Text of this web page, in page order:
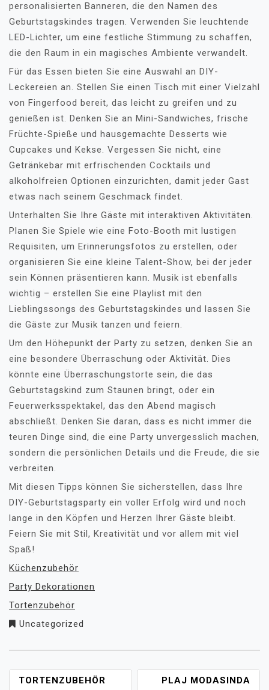
personalisierten Banneren, die den Namen des
Geburtstagskindes tragen. Verwenden Sie leuchtende
LED-Lichter, um eine festliche Stimmung zu schaffen,
die den Raum in ein magisches Ambiente verwandelt.
Für das Essen bieten Sie eine Auswahl an DIY-
Leckereien an. Stellen Sie einen Tisch mit einer Vielzahl
von Fingerfood bereit, das leicht zu greifen und zu
genießen ist. Denken Sie an Mini-Sandwiches, frische
Früchte-Spieße und hausgemachte Desserts wie
Cupcakes und Kekse. Vergessen Sie nicht, eine
Getränkebar mit erfrischenden Cocktails und
alkoholfreien Optionen einzurichten, damit jeder Gast
etwas nach seinem Geschmack findet.
Unterhalten Sie Ihre Gäste mit interaktiven Aktivitäten.
Planen Sie Spiele wie eine Foto-Booth mit lustigen
Requisiten, um Erinnerungsfotos zu erstellen, oder
organisieren Sie eine kleine Talent-Show, bei der jeder
sein Können präsentieren kann. Musik ist ebenfalls
wichtig – erstellen Sie eine Playlist mit den
Lieblingssongs des Geburtstagskindes und lassen Sie
die Gäste zur Musik tanzen und feiern.
Um den Höhepunkt der Party zu setzen, denken Sie an
eine besondere Überraschung oder Aktivität. Dies
könnte eine Überraschungstorte sein, die das
Geburtstagskind zum Staunen bringt, oder ein
Feuerwerksspektakel, das den Abend magisch
abschließt. Denken Sie daran, dass es nicht immer die
teuren Dinge sind, die eine Party unvergesslich machen,
sondern die persönlichen Details und die Freude, die sie
verbreiten.
Mit diesen Tipps können Sie sicherstellen, dass Ihre
DIY-Geburtstagsparty ein voller Erfolg wird und noch
lange in den Köpfen und Herzen Ihrer Gäste bleibt.
Feiern Sie mit Stil, Kreativität und vor allem mit viel
Spaß!
Küchenzubehör
Party Dekorationen
Tortenzubehör
Uncategorized
YAZI
TORTENZUBEHÖR PLAJ MODASINDA